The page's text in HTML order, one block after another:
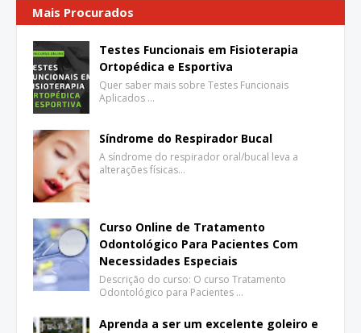
Mais Procurados
Testes Funcionais em Fisioterapia
Ortopédica e Esportiva
Quer saber mais sobre Testes Funcionais
Aplicados …
Síndrome do Respirador Bucal
A síndrome do respirador oral/bucal leva a
alterações físicas…
Curso Online de Tratamento
Odontológico Para Pacientes Com
Necessidades Especiais
Descrição do curso: O curso Tratamento
Odontológico para Pacientes …
Aprenda a ser um excelente goleiro e